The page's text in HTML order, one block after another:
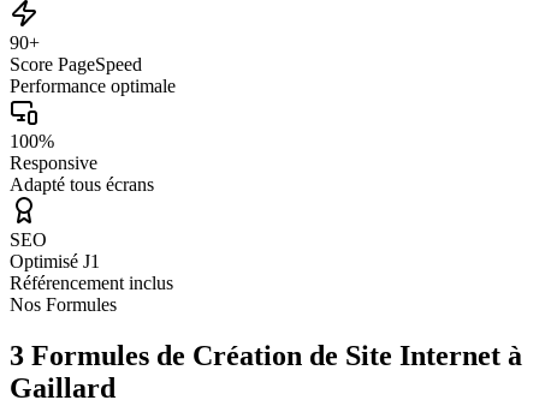
90+
Score PageSpeed
Performance optimale
100%
Responsive
Adapté tous écrans
SEO
Optimisé J1
Référencement inclus
Nos Formules
3 Formules de Création de Site Internet à
Gaillard